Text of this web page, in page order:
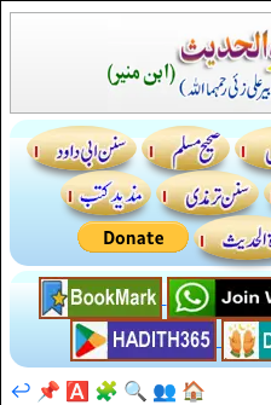
🏠
👥
🔍
🧩
🅰️
📌
↩️